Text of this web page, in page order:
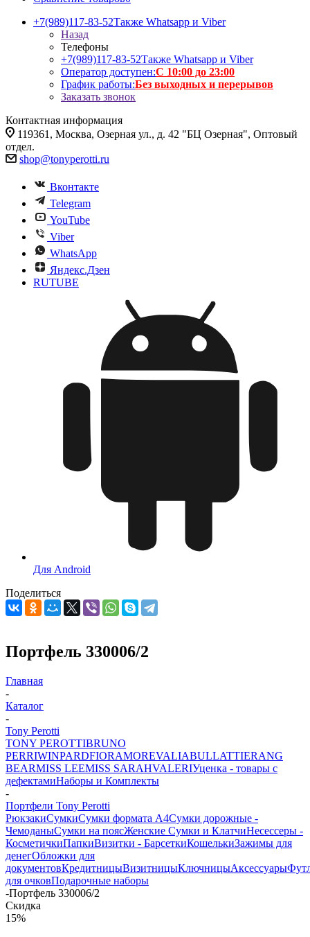
+7(989)117-83-52Также Whatsapp и Viber
Назад
Телефоны
+7(989)117-83-52Также Whatsapp и Viber
Оператор доступен:С 10:00 до 23:00
График работы:Без выходных и перерывов
Заказать звонок
Контактная информация
119361, Москва, Озерная ул., д. 42 "БЦ Озерная", Оптовый
отдел.
shop@tonyperotti.ru
Вконтакте
Telegram
YouTube
Viber
WhatsApp
Яндекс.Дзен
RUTUBE
Для Android
Поделиться
Портфель 330006/2
Главная
-
Каталог
-
Tony Perotti
TONY PEROTTIBRUNO
PERRIWINPARDFIORAMOREVALIABULLATTIERANG
BEARMISS LEEMISS SARAHVALERIУценка - товары с
дефектамиНаборы и Комплекты
-
Портфели Tony Perotti
РюкзакиСумкиСумки формата А4Сумки дорожные -
ЧемоданыСумки на поясЖенские Сумки и КлатчиНесессеры -
КосметичкиПапкиВизитки - БарсеткиКошелькиЗажимы для
денегОбложки для
документовКредитницыВизитницыКлючницыАксессуары
для очковПодарочные наборы
-Портфель 330006/2
Скидка
15%